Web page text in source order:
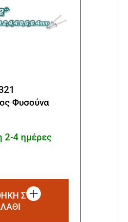
Φυσούνα
2-4 ημέρες
ΣΤΟ